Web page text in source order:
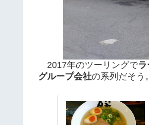
2017年のツーリングでラ
グループ会社の系列だそう。